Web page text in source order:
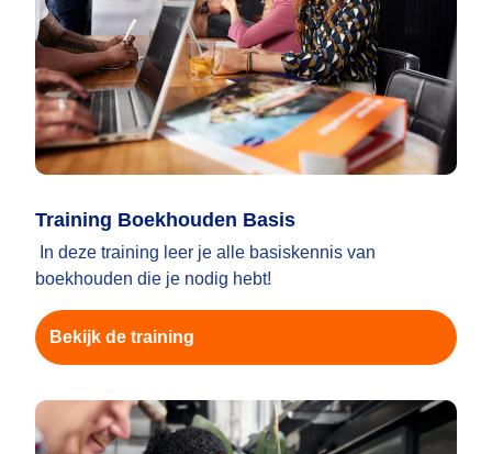
Training Boekhouden Basis
In deze training leer je alle basiskennis van
boekhouden die je nodig hebt!
Bekijk de training